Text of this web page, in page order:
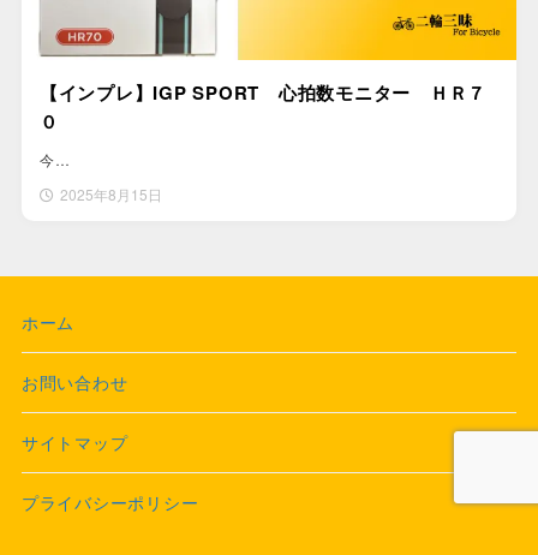
【インプレ】IGP SPORT 心拍数モニター ＨＲ７
０
今…
2025年8月15日
ホーム
お問い合わせ
サイトマップ
プライバシーポリシー